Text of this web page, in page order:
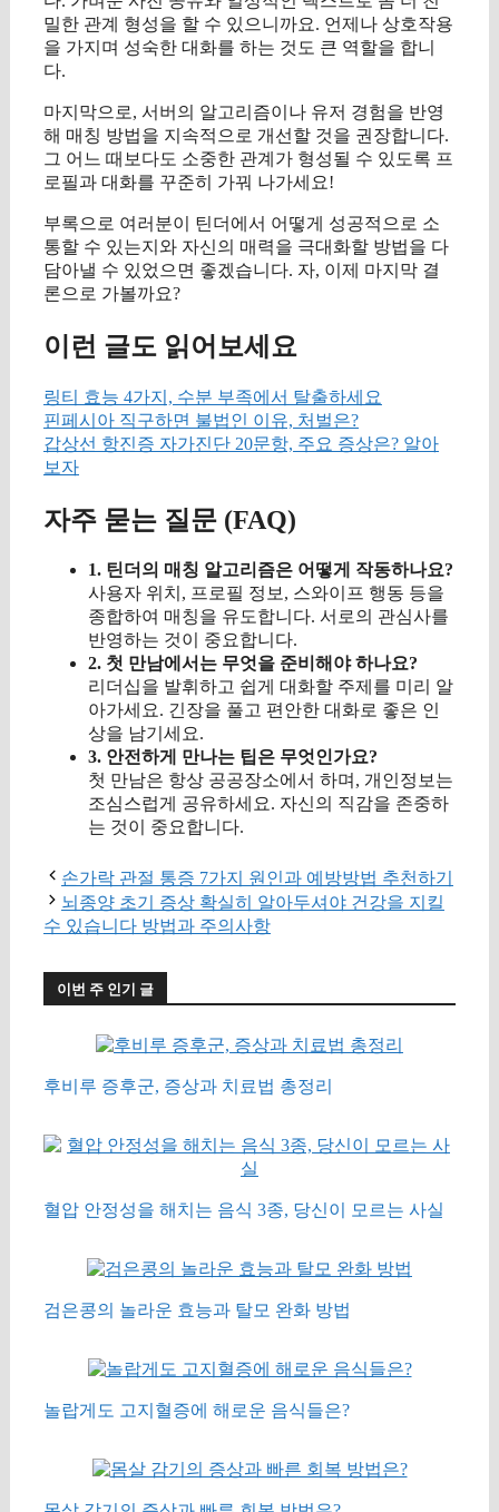
밀한 관계 형성을 할 수 있으니까요. 언제나 상호작용
을 가지며 성숙한 대화를 하는 것도 큰 역할을 합니
다.
마지막으로, 서버의 알고리즘이나 유저 경험을 반영
해 매칭 방법을 지속적으로 개선할 것을 권장합니다.
그 어느 때보다도 소중한 관계가 형성될 수 있도록 프
로필과 대화를 꾸준히 가꿔 나가세요!
부록으로 여러분이 틴더에서 어떻게 성공적으로 소
통할 수 있는지와 자신의 매력을 극대화할 방법을 다
담아낼 수 있었으면 좋겠습니다. 자, 이제 마지막 결
론으로 가볼까요?
이런 글도 읽어보세요
링티 효능 4가지, 수분 부족에서 탈출하세요
핀페시아 직구하면 불법인 이유, 처벌은?
갑상선 항진증 자가진단 20문항, 주요 증상은? 알아
보자
자주 묻는 질문 (FAQ)
1. 틴더의 매칭 알고리즘은 어떻게 작동하나요?
사용자 위치, 프로필 정보, 스와이프 행동 등을
종합하여 매칭을 유도합니다. 서로의 관심사를
반영하는 것이 중요합니다.
2. 첫 만남에서는 무엇을 준비해야 하나요?
리더십을 발휘하고 쉽게 대화할 주제를 미리 알
아가세요. 긴장을 풀고 편안한 대화로 좋은 인
상을 남기세요.
3. 안전하게 만나는 팁은 무엇인가요?
첫 만남은 항상 공공장소에서 하며, 개인정보는
조심스럽게 공유하세요. 자신의 직감을 존중하
는 것이 중요합니다.
손가락 관절 통증 7가지 원인과 예방방법 추천하기
뇌종양 초기 증상 확실히 알아두셔야 건강을 지킬
수 있습니다 방법과 주의사항
이번 주 인기 글
후비루 증후군, 증상과 치료법 총정리
혈압 안정성을 해치는 음식 3종, 당신이 모르는 사실
검은콩의 놀라운 효능과 탈모 완화 방법
놀랍게도 고지혈증에 해로운 음식들은?